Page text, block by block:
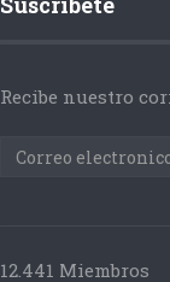
Recibe nuestro
12.441 Miembros